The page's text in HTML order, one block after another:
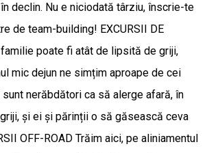
declin. Nu e niciodată târziu, înscrie-te
de team-building! EXCURSII DE
familie poate fi atât de lipsită de griji,
mic dejun ne simțim aproape de cei
nerăbdători ca să alerge afară, în
și ei și părinții o să găsească ceva
OFF-ROAD Trăim aici, pe aliniamentul